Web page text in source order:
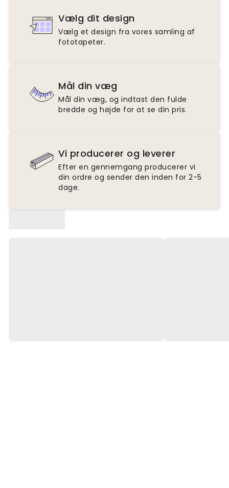
Vælg dit design
Vælg et design fra vores samling af
fototapeter.
Mål din væg
Mål din væg, og indtast den fulde
bredde og højde for at se din pris.
Vi producerer og leverer
Efter en gennemgang producerer vi
din ordre og sender den inden for 2-5
dage.